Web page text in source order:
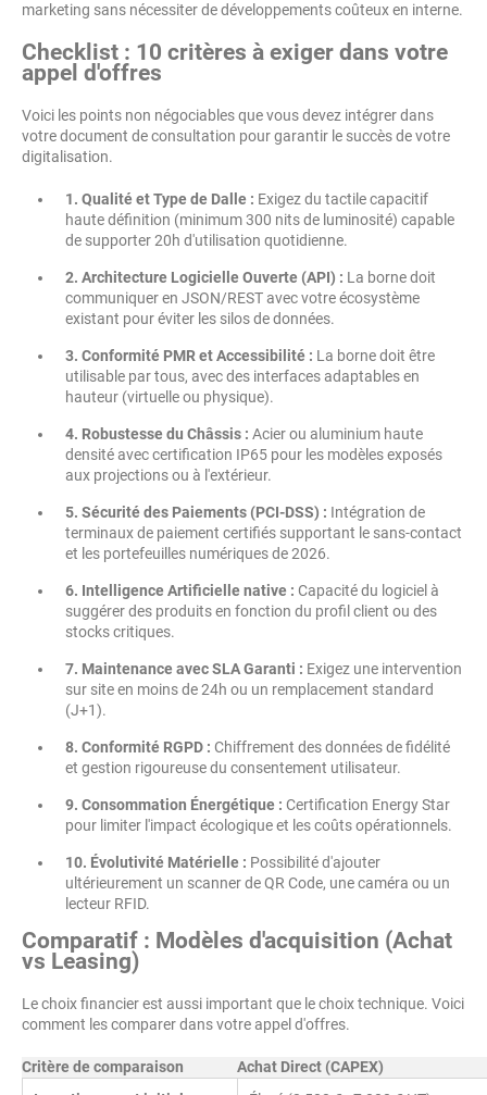
marketing sans nécessiter de développements coûteux en interne.
Checklist : 10 critères à exiger dans votre
appel d'offres
Voici les points non négociables que vous devez intégrer dans
votre document de consultation pour garantir le succès de votre
digitalisation.
1. Qualité et Type de Dalle : Exigez du tactile capacitif
haute définition (minimum 300 nits de luminosité) capable
de supporter 20h d'utilisation quotidienne.
2. Architecture Logicielle Ouverte (API) : La borne doit
communiquer en JSON/REST avec votre écosystème
existant pour éviter les silos de données.
3. Conformité PMR et Accessibilité : La borne doit être
utilisable par tous, avec des interfaces adaptables en
hauteur (virtuelle ou physique).
4. Robustesse du Châssis : Acier ou aluminium haute
densité avec certification IP65 pour les modèles exposés
aux projections ou à l'extérieur.
5. Sécurité des Paiements (PCI-DSS) : Intégration de
terminaux de paiement certifiés supportant le sans-contact
et les portefeuilles numériques de 2026.
6. Intelligence Artificielle native : Capacité du logiciel à
suggérer des produits en fonction du profil client ou des
stocks critiques.
7. Maintenance avec SLA Garanti : Exigez une intervention
sur site en moins de 24h ou un remplacement standard
(J+1).
8. Conformité RGPD : Chiffrement des données de fidélité
et gestion rigoureuse du consentement utilisateur.
9. Consommation Énergétique : Certification Energy Star
pour limiter l'impact écologique et les coûts opérationnels.
10. Évolutivité Matérielle : Possibilité d'ajouter
ultérieurement un scanner de QR Code, une caméra ou un
lecteur RFID.
Comparatif : Modèles d'acquisition (Achat
vs Leasing)
Le choix financier est aussi important que le choix technique. Voici
comment les comparer dans votre appel d'offres.
Critère de comparaison
Achat Direct (CAPEX)